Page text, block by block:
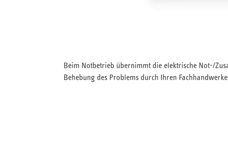
Beim Notbetrieb übernimmt die elektrische Not-/
Behebung des Problems durch Ihren